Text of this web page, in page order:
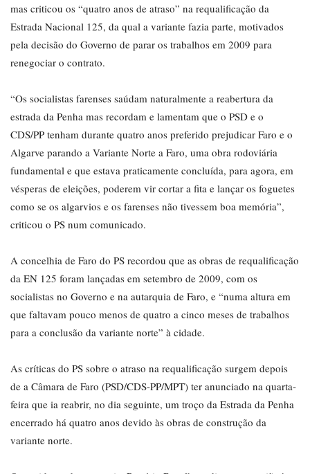
mas criticou os “quatro anos de atraso” na requalificação da
Estrada Nacional 125, da qual a variante fazia parte, motivados
pela decisão do Governo de parar os trabalhos em 2009 para
renegociar o contrato.
“Os socialistas farenses saúdam naturalmente a reabertura da
estrada da Penha mas recordam e lamentam que o PSD e o
CDS/PP tenham durante quatro anos preferido prejudicar Faro e o
Algarve parando a Variante Norte a Faro, uma obra rodoviária
fundamental e que estava praticamente concluída, para agora, em
vésperas de eleições, poderem vir cortar a fita e lançar os foguetes
como se os algarvios e os farenses não tivessem boa memória”,
criticou o PS num comunicado.
A concelhia de Faro do PS recordou que as obras de requalificação
da EN 125 foram lançadas em setembro de 2009, com os
socialistas no Governo e na autarquia de Faro, e “numa altura em
que faltavam pouco menos de quatro a cinco meses de trabalhos
para a conclusão da variante norte” à cidade.
As críticas do PS sobre o atraso na requalificação surgem depois
de a Câmara de Faro (PSD/CDS-PP/MPT) ter anunciado na quarta-
feira que ia reabrir, no dia seguinte, um troço da Estrada da Penha
encerrado há quatro anos devido às obras de construção da
variante norte.